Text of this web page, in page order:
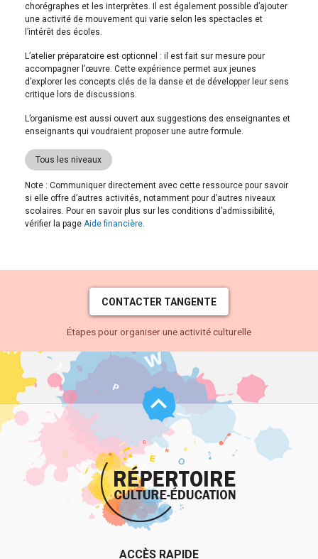
chorégraphes et les interprètes. Il est également possible d’ajouter
une activité de mouvement qui varie selon les spectacles et
l’intérêt des écoles.
L’atelier préparatoire est optionnel : il est fait sur mesure pour
accompagner l’œuvre. Cette expérience permet aux jeunes
d’explorer les concepts clés de la danse et de développer leur sens
critique lors de discussions.
L’organisme est aussi ouvert aux suggestions des enseignantes et
enseignants qui voudraient proposer une autre formule.
Tous les niveaux
Note : Communiquer directement avec cette ressource pour savoir
si elle offre d’autres activités, notamment pour d’autres niveaux
scolaires. Pour en savoir plus sur les conditions d’admissibilité,
vérifier la page Aide financière.
CONTACTER TANGENTE
Étapes pour organiser une activité culturelle
de
page
ACCÈS RAPIDE